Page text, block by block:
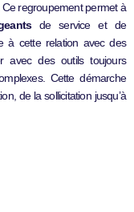
Ce regroupement permet à
de service et de
à cette relation avec des
avec des outils toujours
Cette démarche
de la sollicitation jusqu’à